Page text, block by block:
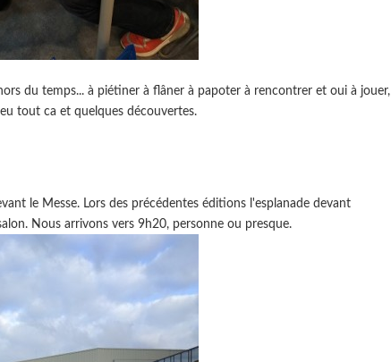
du temps... à piétiner à flâner à papoter à rencontrer et oui à jouer,
tout ca et quelques découvertes.
le Messe. Lors des précédentes éditions l'esplanade devant
Nous arrivons vers 9h20, personne ou presque.